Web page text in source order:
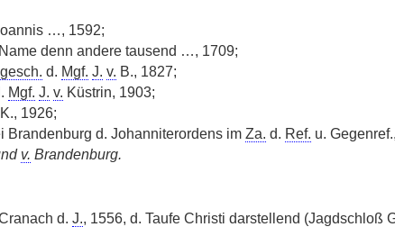
…, 1592;
denn andere tausend …, 1709;
d. Mgf. J. v. B., 1827;
Mgf. J. v. Küstrin, 1903;
K., 1926;
Brandenburg d. Johanniterordens im Za. d. Ref. u.
v. Brandenburg.
d. J., 1556, d. Taufe Christi darstellend (Jagdschloß